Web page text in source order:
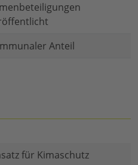
Anteil
für Kimaschutz